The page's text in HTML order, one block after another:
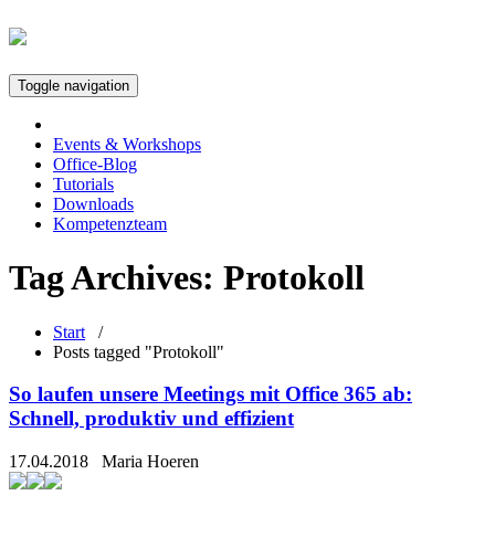
Toggle navigation
Events & Workshops
Office-Blog
Tutorials
Downloads
Kompetenzteam
Tag Archives: Protokoll
Start /
Posts tagged "Protokoll"
So laufen unsere Meetings mit Office 365 ab:
Schnell, produktiv und effizient
17.04.2018 Maria Hoeren